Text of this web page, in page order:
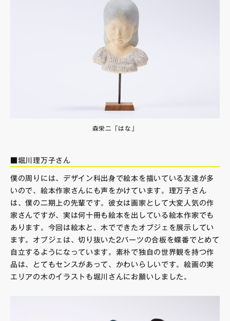
森栄二「はな」
■堀川理万子さん
僕の周りには、デザイン科出身で絵本を描いている友達が多
いので、絵本作家さんにも声をかけています。理万子さん
は、僕の二期上の先輩です。彼女は画家として大変人気の作
家さんですが、実は何十冊も絵本を出している絵本作家でも
あります。今回は絵本と、木でできたオブジェを展示してい
ます。オブジェは、切り抜いた2パーツの合板を蝶番でとめて
自立するようになっています。素朴で独自の世界観を持つ作
品は、とてもセンスがあって、かわいらしいです。絵画の実
エリアの木のイラストも堀川さんにお願いしました。